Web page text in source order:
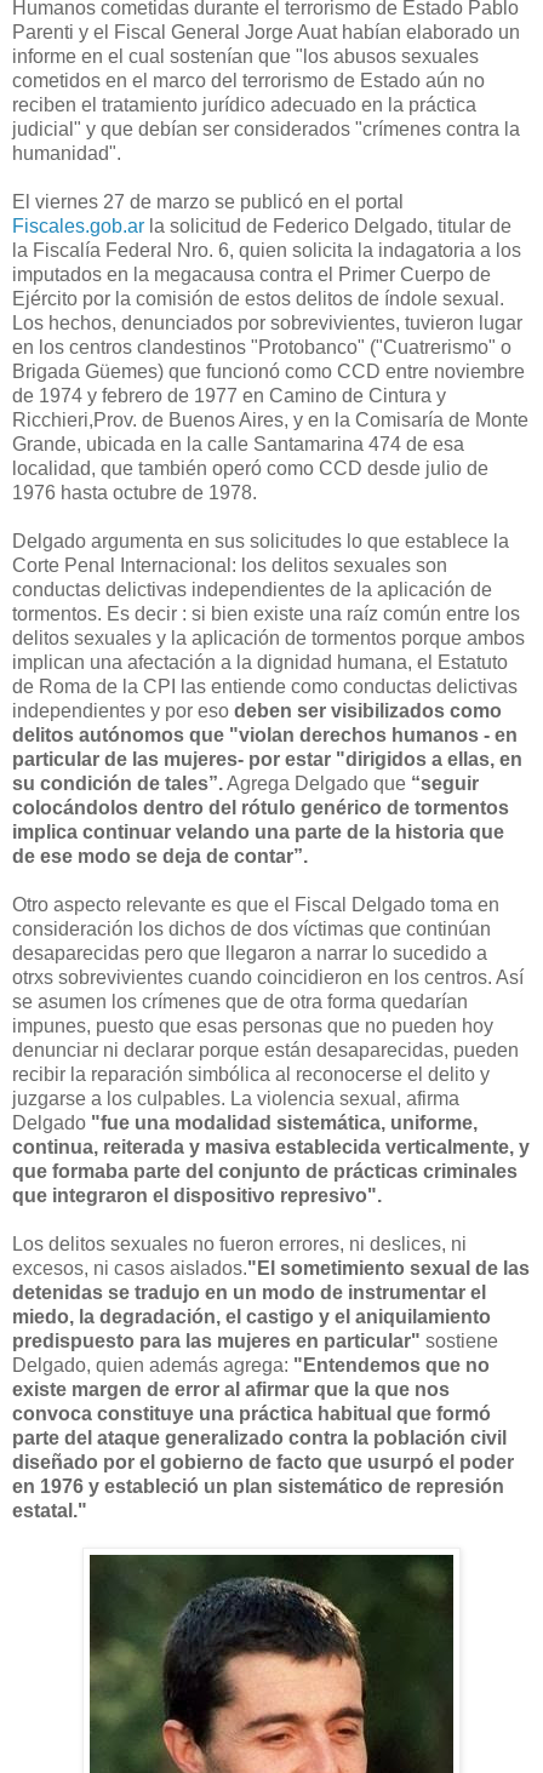
Humanos cometidas durante el terrorismo de Estado Pablo
Parenti y el Fiscal General Jorge Auat habían elaborado un
informe en el cual sostenían que "los abusos sexuales
cometidos en el marco del terrorismo de Estado aún no
reciben el tratamiento jurídico adecuado en la práctica
judicial" y que debían ser considerados "crímenes contra la
humanidad".
El viernes 27 de marzo se publicó en el portal
Fiscales.gob.ar la solicitud de Federico Delgado, titular de
la Fiscalía Federal Nro. 6, quien solicita la indagatoria a los
imputados en la megacausa contra el Primer Cuerpo de
Ejército por la comisión de estos delitos de índole sexual.
Los hechos, denunciados por sobrevivientes, tuvieron lugar
en los centros clandestinos "Protobanco" ("Cuatrerismo" o
Brigada Güemes) que funcionó como CCD entre noviembre
de 1974 y febrero de 1977 en Camino de Cintura y
Ricchieri,Prov. de Buenos Aires, y en la Comisaría de Monte
Grande, ubicada en la calle Santamarina 474 de esa
localidad, que también operó como CCD desde julio de
1976 hasta octubre de 1978.
Delgado argumenta en sus solicitudes lo que establece la
Corte Penal Internacional: los delitos sexuales son
conductas delictivas independientes de la aplicación de
tormentos. Es decir : si bien existe una raíz común entre los
delitos sexuales y la aplicación de tormentos porque ambos
implican una afectación a la dignidad humana, el Estatuto
de Roma de la CPI las entiende como conductas delictivas
independientes y por eso deben ser visibilizados como
delitos autónomos que "violan derechos humanos - en
particular de las mujeres- por estar "dirigidos a ellas, en
su condición de tales”.Agrega Delgado que “seguir
colocándolos dentro del rótulo genérico de tormentos
implica continuar velando una parte de la historia que
de ese modo se deja de contar”.
Otro aspecto relevante es que el Fiscal Delgado toma en
consideración los dichos de dos víctimas que continúan
desaparecidas pero que llegaron a narrar lo sucedido a
otrxs sobrevivientes cuando coincidieron en los centros. Así
se asumen los crímenes que de otra forma quedarían
impunes, puesto que esas personas que no pueden hoy
denunciar ni declarar porque están desaparecidas, pueden
recibir la reparación simbólica al reconocerse el delito y
juzgarse a los culpables. La violencia sexual, afirma
Delgado "fue una modalidad sistemática, uniforme,
continua, reiterada y masiva establecida verticalmente, y
que formaba parte del conjunto de prácticas criminales
que integraron el dispositivo represivo".
Los delitos sexuales no fueron errores, ni deslices, ni
excesos, ni casos aislados."El sometimiento sexual de las
detenidas se tradujo en un modo de instrumentar el
miedo, la degradación, el castigo y el aniquilamiento
predispuesto para las mujeres en particular" sostiene
Delgado, quien además agrega: "Entendemos que no
existe margen de error al afirmar que la que nos
convoca constituye una práctica habitual que formó
parte del ataque generalizado contra la población civil
diseñado por el gobierno de facto que usurpó el poder
en 1976 y estableció un plan sistemático de represión
estatal."